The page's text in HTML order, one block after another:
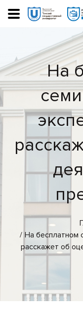
На
На бесплатном
расскажет об